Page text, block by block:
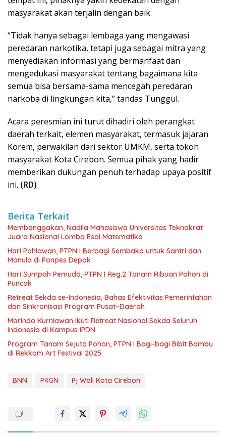
masyarakat akan terjalin dengan baik.
“Tidak hanya sebagai lembaga yang mengawasi
peredaran narkotika, tetapi juga sebagai mitra yang
menyediakan informasi yang bermanfaat dan
mengedukasi masyarakat tentang bagaimana kita
semua bisa bersama-sama mencegah peredaran
narkoba di lingkungan kita,” tandas Tunggul.
Acara peresmian ini turut dihadiri oleh perangkat
daerah terkait, elemen masyarakat, termasuk jajaran
Korem, perwakilan dari sektor UMKM, serta tokoh
masyarakat Kota Cirebon. Semua pihak yang hadir
memberikan dukungan penuh terhadap upaya positif
ini. (RD)
Berita Terkait
Membanggakan, Nadila Mahasiswa Universitas Teknokrat
Juara Nasional Lomba Esai Matematika
Hari Pahlawan, PTPN I Berbagi Sembako untuk Santri dan
Manula di Ponpes Depok
Hari Sumpah Pemuda, PTPN I Reg.2 Tanam Ribuan Pohon di
Puncak
Retreat Sekda se-Indonesia, Bahas Efektivitas Pemerintahan
dan Sinkronisasi Program Pusat–Daerah
Marindo Kurniawan Ikuti Retreat Nasional Sekda Seluruh
Indonesia di Kampus IPDN
Program Tanam Sejuta Pohon, PTPN I Bagi-bagi Bibit Bambu
di Rekkam Art Festival 2025
BNN P4GN Pj Wali Kota Cirebon